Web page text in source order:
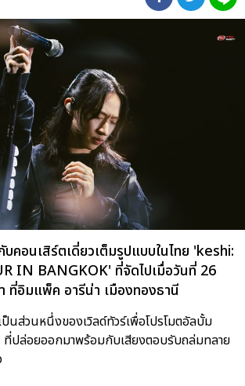
คอนเสิร์ตเดี่ยวเต็มรูปแบบในไทย 'keshi:
IN BANGKOK' ที่จัดไปเมื่อวันที่ 26
ที่อิมแพ็ค อารีน่า เมืองทองธานี
นส่วนหนึ่งของเวิลด์ทัวร์เพื่อโปรโมตอัลบั้ม
ปล่อยออกมาพร้อมกับเสียงตอบรับถล่มทลาย